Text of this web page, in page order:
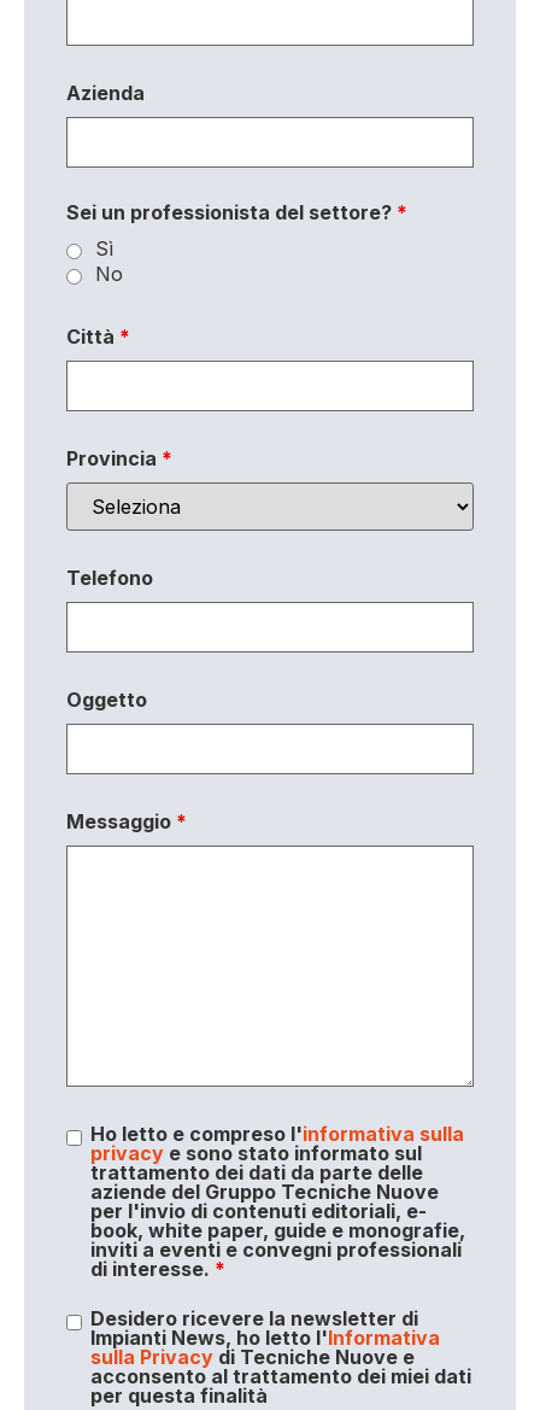
Azienda
Sei un professionista del settore? *
Sì
No
Città *
Provincia *
Telefono
Oggetto
Messaggio *
Ho letto e compreso l'informativa sulla
privacye sono stato informato sul
trattamento dei dati da parte delle
aziende del Gruppo Tecniche Nuove
per l'invio di contenuti editoriali, e-
book, white paper, guide e monografie,
inviti a eventi e convegni professionali
di interesse. *
Desidero ricevere la newsletter di
Impianti News, ho letto l'Informativa
sulla Privacydi Tecniche Nuove e
acconsento al trattamento dei miei dati
per questa finalità